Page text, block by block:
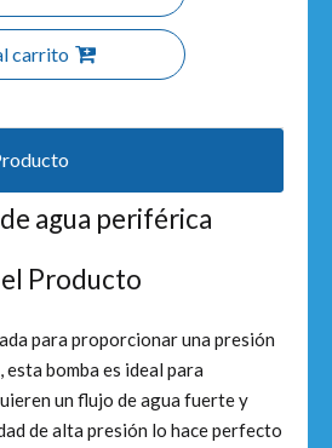
carrito
agua periférica
Producto
para proporcionar una presión
bomba es ideal para
un flujo de agua fuerte y
de alta presión lo hace perfecto